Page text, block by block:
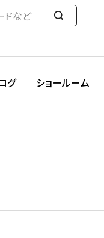
検
す
グ ショールーム